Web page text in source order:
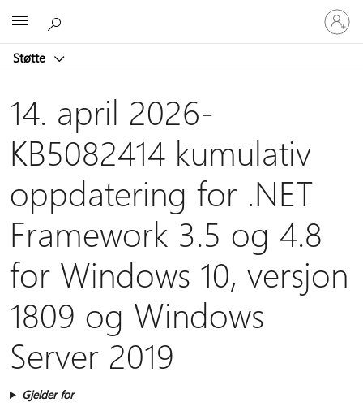
Støtte
Logg
på
kontoen
14. april 2026-
KB5082414 kumulativ
oppdatering for .NET
Framework 3.5 og 4.8
for Windows 10, versjon
1809 og Windows
Server 2019
Gjelder for